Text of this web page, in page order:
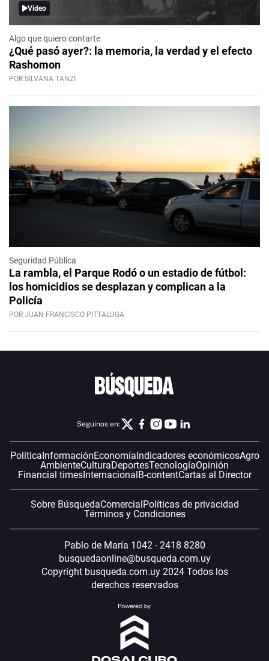
Video
Algo que quiero contarte
¿Qué pasó ayer?: la memoria, la verdad y el efecto
Rashomon
POR SILVANA TANZI
Seguridad Pública
La rambla, el Parque Rodó o un estadio de fútbol:
los homicidios se desplazan y complican a la
Policía
POR JUAN FRANCISCO PITTALUGA
Seguinos en:
PolíticaInformaciónEconomíaIndicadores económicosAgro
AmbienteCulturaDeportesTecnologíaOpinión
Financial timesInternacionalB-contentCartas al Director
Sobre BúsquedaComercialPolíticas de privacidad
Términos y Condiciones
Pablo de María 1042 - 2418 8280
busquedaonline@busqueda.com.uy
Copyright busqueda.com.uy 2024 Todos los
derechos reservados